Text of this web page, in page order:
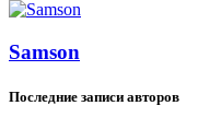
Samson
Последние записи авторов